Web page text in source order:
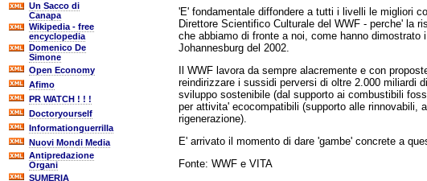
Un Sacco di
Canapa
Wikipedia - free
encyclopedia
Domenico De
Simone
Open Economy
Afimo
PR WATCH ! ! !
Doctoryourself
Informationguerrilla
Nuovi Mondi Media
Antipredazione
Organi
SUMERIA
'E' fondamentale diffondere a tutti i livelli le migliori
Direttore Scientifico Culturale del WWF - perche' la
che abbiamo di fronte a noi, come hanno
Johannesburg del 2002.
Il WWF lavora da sempre alacremente e con
reindirizzare i sussidi perversi di oltre 2.000 miliardi
sviluppo sostenibile (dal supporto ai combustibili
per attivita' ecocompatibili (supporto alle rinnovabili,
rigenerazione).
E' arrivato il momento di dare 'gambe' concrete a
Fonte: WWF e VITA